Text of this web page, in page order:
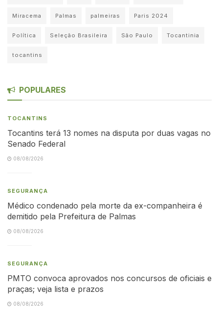
Miracema Palmas palmeiras Paris 2024
Política Seleção Brasileira São Paulo Tocantinia
tocantins
POPULARES
TOCANTINS
Tocantins terá 13 nomes na disputa por duas vagas no
Senado Federal
08/08/2026
SEGURANÇA
Médico condenado pela morte da ex-companheira é
demitido pela Prefeitura de Palmas
08/08/2026
SEGURANÇA
PMTO convoca aprovados nos concursos de oficiais e
praças; veja lista e prazos
08/08/2026